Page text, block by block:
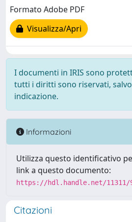
Formato Adobe PDF
Visualizza/Apri
I documenti in IRIS sono
tutti i diritti sono riservati,
indicazione.
Informazioni
Utilizza questo identificativo
link a questo documento:
https://hdl.handle.net/11311/
Citazioni